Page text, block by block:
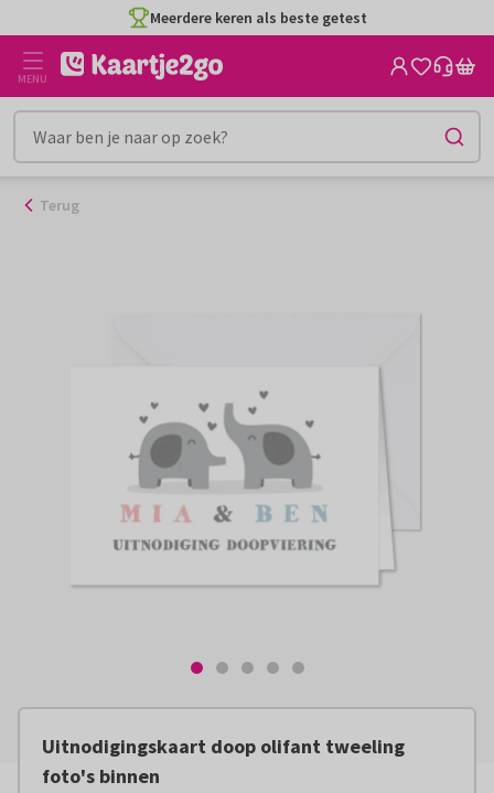
naar
inhoud
Meerdere keren als beste getest
MENU
Terug
Uitnodigingskaart doop olifant tweeling
foto's binnen